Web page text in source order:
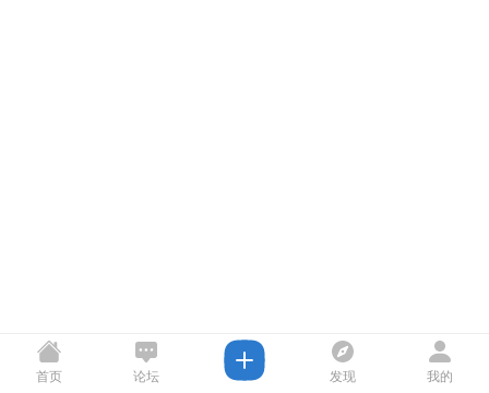
首页 论坛 发现 我的